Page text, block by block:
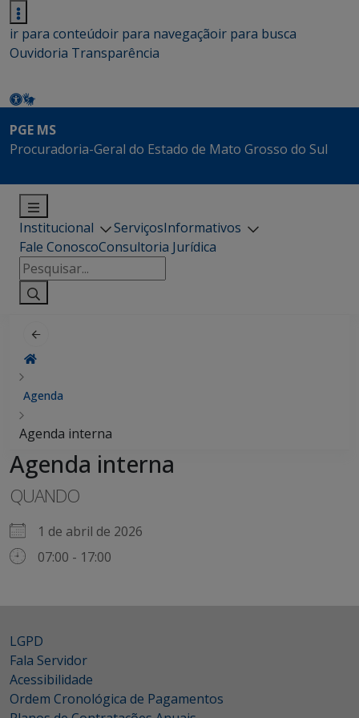
ir para conteúdoir para navegaçãoir para busca
Ouvidoria Transparência
PGE MS
Procuradoria-Geral do Estado de Mato Grosso do Sul
Institucional ServiçosInformativos
Fale ConoscoConsultoria Jurídica
Pesquisar
por:
Agenda
Agenda interna
Agenda interna
QUANDO
1 de abril de 2026
07:00 - 17:00
LGPD
Fala Servidor
Acessibilidade
Ordem Cronológica de Pagamentos